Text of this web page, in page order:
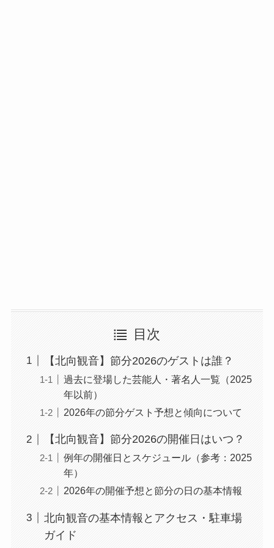
目次
【北向観音】節分2026のゲストは誰？
過去に登場した芸能人・著名人一覧（2025
年以前）
2026年の節分ゲスト予想と傾向について
【北向観音】節分2026の開催日はいつ？
例年の開催日とスケジュール（参考：2025
年）
2026年の開催予想と節分の日の基本情報
北向観音の基本情報とアクセス・駐車場
ガイド